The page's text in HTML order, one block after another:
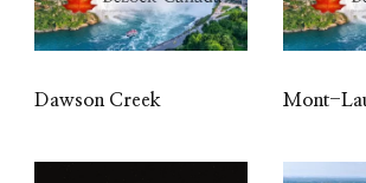
Dawson Creek Mont-